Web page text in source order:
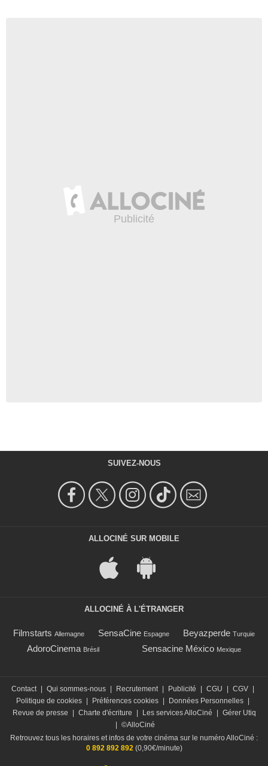
SUIVEZ-NOUS
ALLOCINÉ SUR MOBILE
ALLOCINÉ À L'ÉTRANGER
Filmstarts Allemagne SensaCine Espagne Beyazperde Turquie
AdoroCinema Brésil Sensacine México Mexique
Contact Qui sommes-nous Recrutement Publicité CGU CGV
Politique de cookies
Préférences cookies Données Personnelles
Revue de presse
Charte d'écriture Les services AlloCiné
Gérer Utiq
©AlloCiné
Retrouvez tous les horaires et infos de votre cinéma sur le numéro AlloCiné :
0 892 892 892(0,90€/minute)